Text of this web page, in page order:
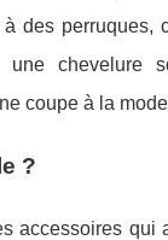
à des perruques,
une chevelure
coupe à la
?
accessoires qui